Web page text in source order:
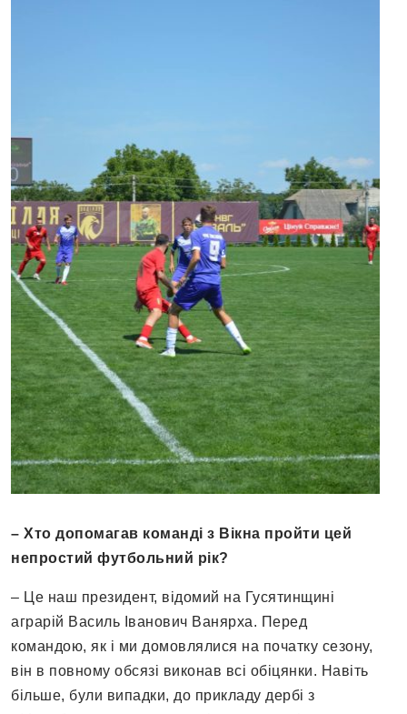
– Хто допомагав команді з Вікна пройти цей
непростий футбольний рік?
– Це наш президент, відомий на Гусятинщині
аграрій Василь Іванович Ванярха. Перед
командою, як і ми домовлялися на початку сезону,
він в повному обсязі виконав всі обіцянки. Навіть
більше, були випадки, до прикладу дербі з